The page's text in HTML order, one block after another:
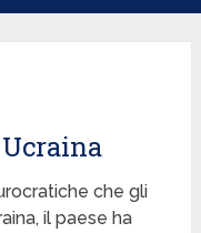
che gli
il paese ha